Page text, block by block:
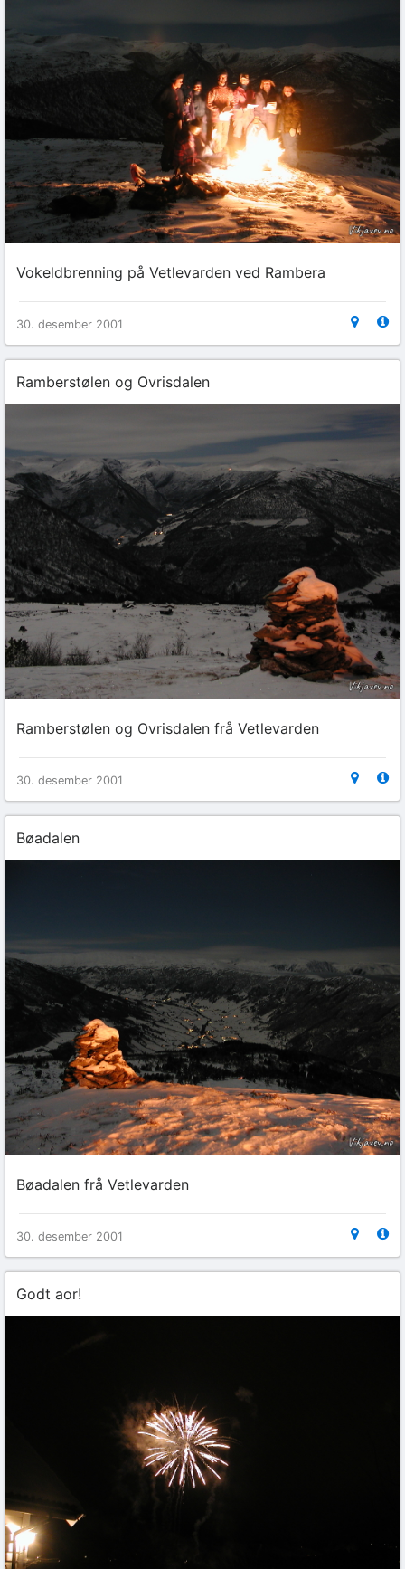
Vokeldbrenning på Vetlevarden ved Rambera
30. desember 2001
Ramberstølen og Ovrisdalen
Ramberstølen og Ovrisdalen frå Vetlevarden
30. desember 2001
Bøadalen
Bøadalen frå Vetlevarden
30. desember 2001
Godt aor!